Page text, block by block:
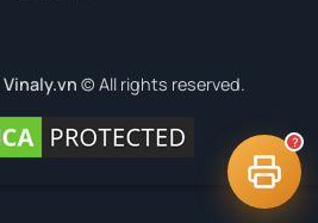
Vinaly.vn © All rights reserved.
?